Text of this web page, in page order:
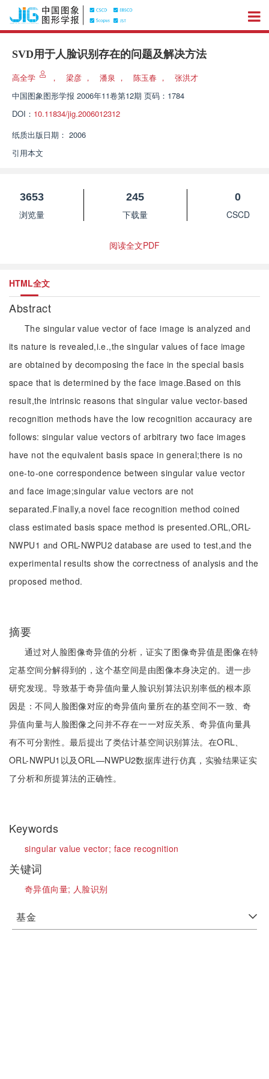
SVD用于人脸识别存在的问题及解决方法
高全学 ， 梁彦 ， 潘泉 ， 陈玉春 ，
张洪才
中国图象图形学报 2006年11卷第12期 页码：1784
DOI： 10.11834/jig.2006012312
纸质出版日期： 2006
引用本文
3653
浏览量
245
下载量
0
CSCD
阅读全文PDF
HTML全文
Abstract
The singular value vector of face image is analyzed and
its nature is revealed,i.e.,the singular values of face image
are obtained by decomposing the face in the special basis
space that is determined by the face image.Based on this
result,the intrinsic reasons that singular value vector-based
recognition methods have the low recognition accauracy are
follows: singular value vectors of arbitrary two face images
have not the equivalent basis space in general;there is no
one-to-one correspondence between singular value vector
and face image;singular value vectors are not
separated.Finally,a novel face recognition method coined
class estimated basis space method is presented.ORL,ORL-
NWPU1 and ORL-NWPU2 database are used to test,and the
experimental results show the correctness of analysis and the
proposed method.
摘要
通过对人脸图像奇异值的分析，证实了图像奇异值是图像在特
定基空间分解得到的，这个基空间是由图像本身决定的。进一步
研究发现。导致基于奇异值向量人脸识别算法识别率低的根本原
因是：不同人脸图像对应的奇异值向量所在的基空间不一致、奇
异值向量与人脸图像之问并不存在一一对应关系、奇异值向量具
有不可分割性。最后提出了类估计基空间识别算法。在ORL、
ORL-NWPU1以及ORL—NWPU2数据库进行仿真，实验结果证实
了分析和所提算法的正确性。
Keywords
singular value vector; face recognition
关键词
奇异值向量; 人脸识别
基金